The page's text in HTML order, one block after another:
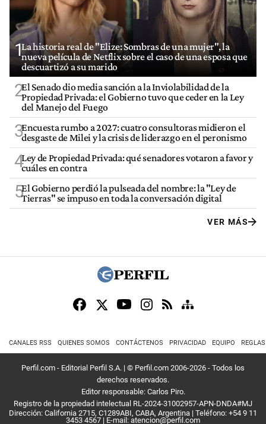
1La historia real de "Elize: Sombras de una mujer", la
nueva película de Netflix sobre el caso de una esposa que
descuartizó a su marido
2El Senado dio media sanción a la Inviolabilidad de la
Propiedad Privada: el Gobierno tuvo que ceder en la Ley
del Manejo del Fuego
3Encuesta rumbo a 2027: cuatro consultoras midieron el
desgaste de Milei y la crisis de liderazgo en el peronismo
4Ley de Propiedad Privada: qué senadores votaron a favor y
cuáles en contra
5El Gobierno perdió la pulseada del nombre: la "Ley de
Tierras" se impuso en toda la conversación digital
VER MÁS
CANALES RSS QUIENES SOMOS CONTÁCTENOS PRIVACIDAD EQUIPO
Perfil.com - Editorial Perfil S.A. | © Perfil.com 2006-2026 - Todos los
derechos reservados.
Editor responsable: Carlos Piro.
Registro de la propiedad intelectual RL-2024-31002957-APN-DNDA#MJ
Dirección: California 2715, C1289ABI, CABA, Argentina | Teléfono: +54 9 11
3453 4567 | E-mail: atencion@perfil.com